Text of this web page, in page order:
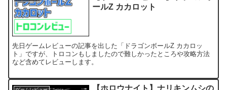
ールZ カカロット
先日ゲームレビューの記事を出した「ドラゴンボールZ カカロッ
ト」ですが、トロコンもしましたので難しかったところや攻略方法
など含めてレビューします。
【ホロウナイト】ナリキンムシの